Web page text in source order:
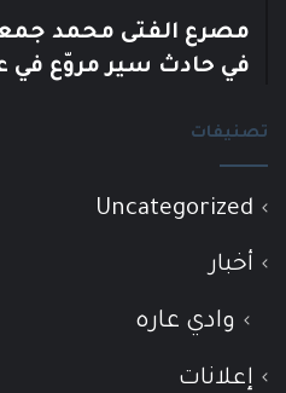
في حادث سير مروّع في
تصنيفات
Uncategorized
أخبار
وادي عاره
إعلانات